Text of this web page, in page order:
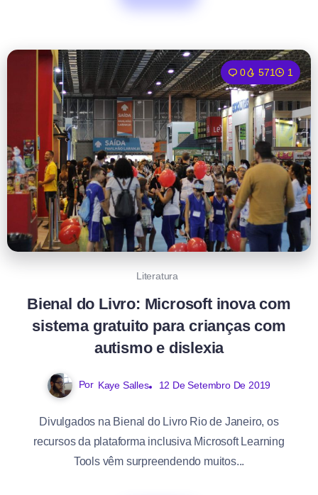
0 571 1
Literatura
Bienal do Livro: Microsoft inova com
sistema gratuito para crianças com
autismo e dislexia
Por Kaye Salles 12 De Setembro De 2019
Divulgados na Bienal do Livro Rio de Janeiro, os
recursos da plataforma inclusiva Microsoft Learning
Tools vêm surpreendendo muitos...